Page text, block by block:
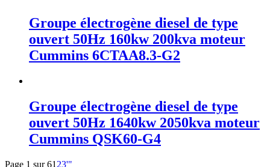
Groupe électrogène diesel de type
ouvert 50Hz 160kw 200kva moteur
Cummins 6CTAA8.3-G2
Groupe électrogène diesel de type
ouvert 50Hz 1640kw 2050kva moteur
Cummins QSK60-G4
Page 1 sur 61 23'"